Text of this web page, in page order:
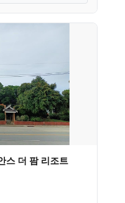
스 더 팜 리조트